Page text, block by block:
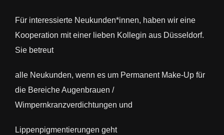
Für interessierte Neukunden*innen, haben wir eine
Kooperation mit einer lieben Kollegin aus Düsseldorf.
Sie betreut
alle Neukunden, wenn es um Permanent Make-Up für
die Bereiche Augenbrauen /
Wimpernkranzverdichtungen und
Lippenpigmentierungen geht